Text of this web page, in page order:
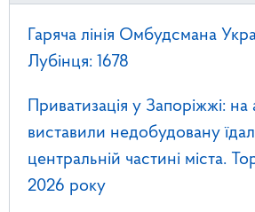
Гаряча лінія Омбудсмана
Лубінця: 1678
Приватизація у Запоріжжі: на
виставили недобудовану
центральній частині міста.
2026 року